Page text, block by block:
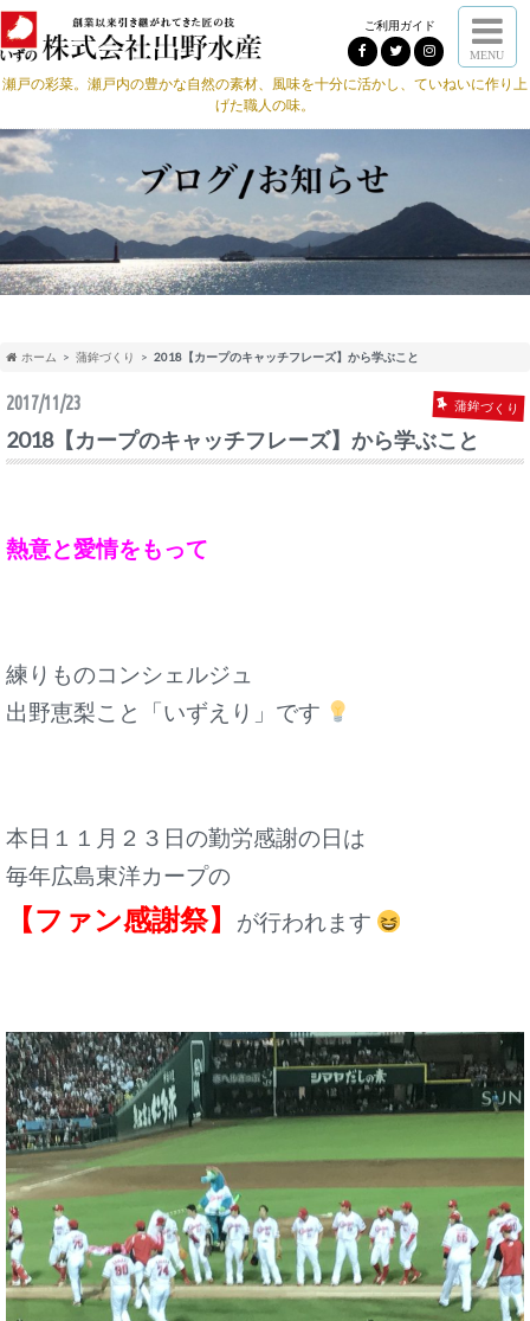
ご利用ガイド
MENU
瀬戸の彩菜。瀬戸内の豊かな自然の素材、風味を十分に活かし、ていねいに作り上
げた職人の味。
ホーム 蒲鉾づくり 2018【カープのキャッチフレーズ】から学ぶこと
2017/11/23 蒲鉾づくり
2018【カープのキャッチフレーズ】から学ぶこと
熱意と愛情をもって
練りものコンシェルジュ
出野恵梨こと「いずえり」です
本日１１月２３日の勤労感謝の日は
毎年広島東洋カープの
【ファン感謝祭】 が行われます